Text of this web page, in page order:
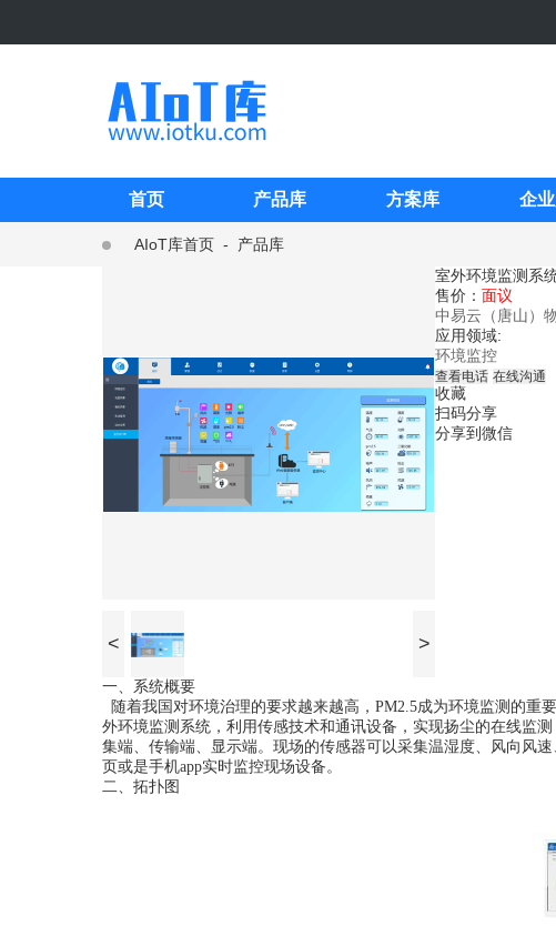
首页 产品库 方案库 企
AIoT库首页 - 产品库
< >
室外环境监测系
售价： 面议
中易云（唐山）
应用领域:
环境监控
查看电话 在线沟通
收藏
扫码分享
分享到微信
一、系统概要
随着我国对环境治理的要求越来越高， PM2.5成为环境监测的重
外环境监测系统，利用传感技术和通讯设备，实现扬尘的在线监测
集端、传输端、显示端。 现场的传感器可以采集温湿度、风向风速
页或是手机app实时监控现场设备。
二、 拓扑图